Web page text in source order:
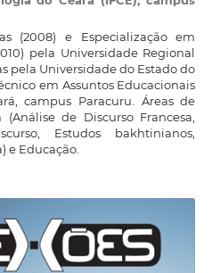
(2008) e Especialização em
pela Universidade Regional
pela Universidade do Estado do
em Assuntos Educacionais
campus Paracuru. Áreas de
de Discurso Francesa,
Estudos bakhtinianos,
e Educação.